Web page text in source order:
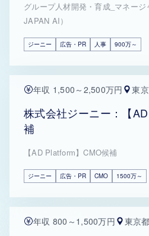
グループ人材開発・育成_マネー
JAPAN AI）
ジーニー 広告・PR 人事 900万～
年収 1,500～2,500万円 東
株式会社ジーニー：【
補
【AD Platform】CMO候補
ジーニー 広告・PR CMO 1500万～
年収 800～1,500万円 東京都